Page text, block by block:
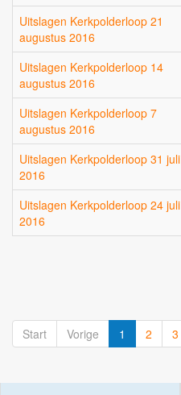
Uitslagen Kerkpolderloop 21
augustus 2016
Uitslagen Kerkpolderloop 14
augustus 2016
Uitslagen Kerkpolderloop 7
augustus 2016
Uitslagen Kerkpolderloop 31 juli
2016
Uitslagen Kerkpolderloop 24 juli
2016
Start Vorige 1 2 3